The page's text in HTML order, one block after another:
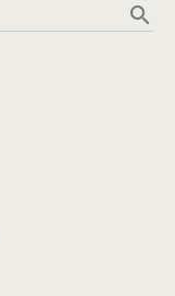
search